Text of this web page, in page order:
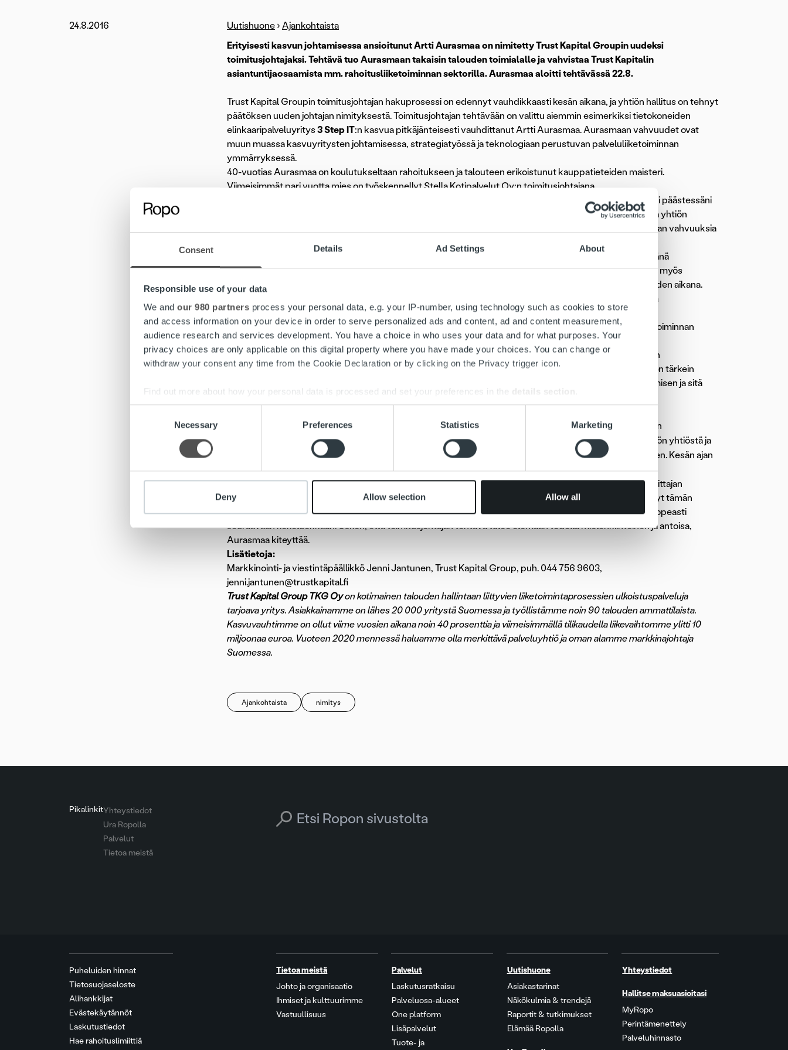
Consent Details Ad Settings About
Responsible use of your data
We and our 980 partners process your personal data, e.g. your IP-number, using technology such as cookies to store
and access information on your device in order to serve personalized ads and content, ad and content measurement,
audience research and services development. You have a choice in who uses your data and for what purposes. Your
privacy choices are only applicable on this digital property where you have made your choices. You can change or
withdraw your consent any time from the Cookie Declaration or by clicking on the Privacy trigger icon.
Find out more about how your personal data is processed and set your preferences in the details section
We use cookies to personalise content and ads, to provide social media features and to analyse our traffic. We also share
other information that you’ve provided to them or that they’ve collected from your use of their services.
Necessary Preferences Statistics Marketing
Deny Allow selection Allow all
24.8.2016 Uutishuone › Ajankohtaista
Erityisesti kasvun johtamisessa ansioitunut Artti Aurasmaa on nimitetty Trust Kapital Groupin uudeksi
toimitusjohtajaksi. Tehtävä tuo Aurasmaan takaisin talouden toimialalle ja vahvistaa Trust Kapitalin
asiantuntijaosaamista mm. rahoitusliiketoiminnan sektorilla. Aurasmaa aloitti tehtävässä 22.8.
Trust Kapital Groupin toimitusjohtajan hakuprosessi on edennyt vauhdikkaasti kesän aikana, ja yhtiön hallitus on tehnyt
päätöksen uuden johtajan nimityksestä. Toimitusjohtajan tehtävään on valittu aiemmin esimerkiksi tietokoneiden
elinkaaripalveluyritys3 Step IT:n kasvua pitkäjänteisesti vauhdittanut Artti Aurasmaa. Aurasmaan vahvuudet ovat
muun muassa kasvuyritysten johtamisessa, strategiatyössä ja teknologiaan perustuvan palveluliiketoiminnan
ymmärryksessä.
40-vuotias Aurasmaa on koulutukseltaan rahoitukseen ja talouteen erikoistunut kauppatieteiden maisteri.
Viimeisimmät pari vuotta mies on työskennellyt Stella Kotipalvelut Oy:n toimitusjohtajana.
– Seikkailtuani pari vuotta sosiaali- ja terveyspalveluiden ihmeellisestä maailmassa, olen erittäin innoissani päästessäni
palaamaan talous- ja rahoituspalveluiden pariin. Trust Kapitalilla on markkinassa hieno haastajan asema, ja yhtiön
kasvuvauhti on ollut aivan poikkeuksellista. On kunnia päästä mukaan Trustin joukkueeseen – vivuttamaan vahvuuksia
ja vauhdittamaan kasvua entisestään, Trust Kapitalin tuore toimitusjohtaja
Artti Aurasmaa
Taloushallinnon liiketoimintaprosessien ulkoistuspalveluja tarjoavan Trust Kapital -konsernin keskeisimpänä
liiketoiminta-alueena ovat laskutuksen ja maksuvalvonnan palveluratkaisut. Tärkeänä painopisteenä ovat myös
yritysten laskusaatavien rahoituspalvelut, joihin konserni on laajentanut tarjontaansa viimeisen parin vuoden aikana.
Lähes 90 talouden ammattilaista työllistävä kotimainen Trust Kapital kilpailee markkinoilla teknologisena
edelläkävijänä, jonka toimintamallit pohjaavat vahvaan automaatioon. Aurasmaa uskoo digitalisaatioon ja
automatisoitujen algoritmien tuomiin mahdollisuuksiin, mutta korostaa erityisesti henkilöstön roolia liiketoiminnan
perustana.
– Trust Kapitalin kannattava kasvu on voinut perustua vain oikealla asenteella ja osaamisella varustettuun
henkilökuntaan ja voittavaan yrityskulttuuriin. Uskon, että palveluliiketoiminnassa henkilöstö on aina yhtiön tärkein
voimavara – Trust Kapitalin vahva teknologiaosaaminen taas mahdollistaa uusien palveluratkaisujen luomisen ja sitä
Toimitusjohtajan vaihdoksen taustalla on Trust Kapitalin omistuspohjan laajentumisen myötä tehty johdon
uudelleenorganisointi. Keväällä 2016 kotimainen pääomasijoittaja
osti osake-enemmistön yhtiöstä ja
toimitusjohtajana toiminut, Trust Kapitalin toinen perustajayrittäjä
siirtyi yhtiön hallitukseen. Kesän ajan
väliaikaisena toimitusjohtajana toimi Trust Kapitalin talousjohtajaTimo Lappi.
– Trust Kapital on siinä kehitysvaiheessa, kun strategiaa ja tavoitteita on hyvä kirkastaa. Myös pääomasijoittajan
mukaantulo tarkoittaa aina tietynlaista kasvuvauhdin kiihdyttämistä. Minun vahvuuteni on, että olen elänyt tämän
saman vaiheen 3 Step IT:n kanssa. Voin sanoa jo nyt, että Trust Kapitalilla on kaikki edellytykset kasvaa nopeasti
seuraavaan kokoluokkaan. Uskon, että toimitusjohtajan tehtävä tulee olemaan todella mielenkiintoinen ja antoisa,
Aurasmaa kiteyttää.
Lisätietoja:
Markkinointi- ja viestintäpäällikkö Jenni Jantunen, Trust Kapital Group, puh. 044 756 9603,
jenni.jantunen@trustkapital.fi
Trust Kapital Group TKG Oyon kotimainen talouden hallintaan liittyvien liiketoimintaprosessien ulkoistuspalveluja
tarjoava yritys. Asiakkainamme on lähes 20 000 yritystä Suomessa ja työllistämme noin 90 talouden ammattilaista.
Kasvuvauhtimme on ollut viime vuosien aikana noin 40 prosenttia ja viimeisimmällä tilikaudella liikevaihtomme ylitti 10
miljoonaa euroa. Vuoteen 2020 mennessä haluamme olla merkittävä palveluyhtiö ja oman alamme markkinajohtaja
Suomessa.
Ajankohtaista nimitys
PikalinkitYhteystiedot
Ura Ropolla
Palvelut
Tietoa meistä
Search for:
Puheluiden hinnat
Tietosuojaseloste
Alihankkijat
Evästekäytännöt
Laskutustiedot
Hae rahoituslimiittiä
Tietoa meistä
Johto ja organisaatio
Ihmiset ja kulttuurimme
Vastuullisuus
Palvelut
Laskutusratkaisu
Palveluosa-alueet
One platform
Lisäpalvelut
Tuote- ja
Uutishuone
Asiakastarinat
Näkökulmia & trendejä
Raportit & tutkimukset
Elämää Ropolla
Yhteystiedot
Hallitse maksuasioitasi
MyRopo
Perintämenettely
Palveluhinnasto